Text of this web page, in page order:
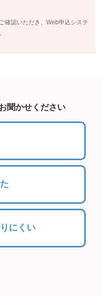
確認いただき、Web申込システ
聞かせください
にくい